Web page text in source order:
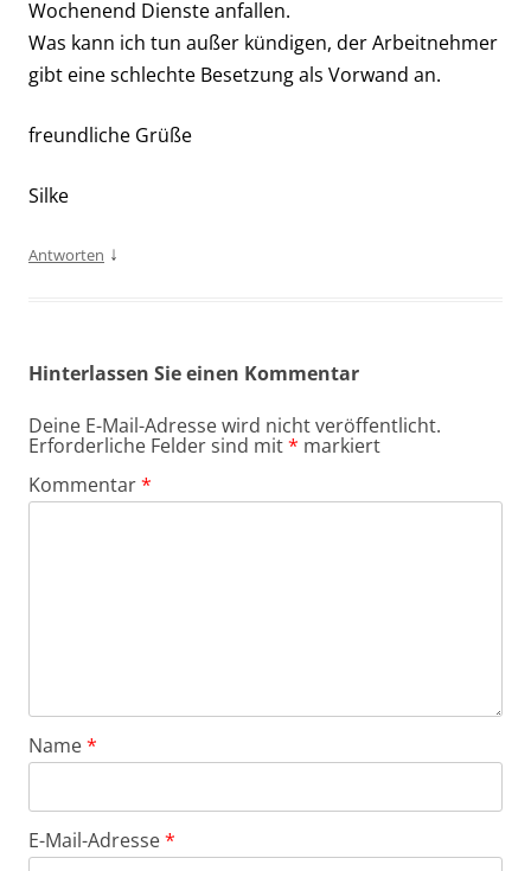
Wochenend Dienste anfallen.
Was kann ich tun außer kündigen, der Arbeitnehmer
gibt eine schlechte Besetzung als Vorwand an.
freundliche Grüße
Silke
Antworten ↓
Hinterlassen Sie einen Kommentar
Deine E-Mail-Adresse wird nicht veröffentlicht.
Erforderliche Felder sind mit* markiert
Kommentar*
Name*
E-Mail-Adresse*